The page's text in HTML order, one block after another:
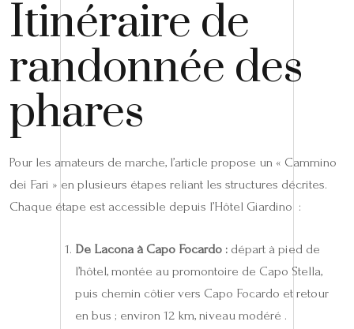
Itinéraire de
randonnée des
phares
Pour les amateurs de marche, l’article propose un « Cammino
dei Fari » en plusieurs étapes reliant les structures décrites.
Chaque étape est accessible depuis l’Hôtel Giardino :
De Lacona à Capo Focardo : départ à pied de
l’hôtel, montée au promontoire de Capo Stella,
puis chemin côtier vers Capo Focardo et retour
en bus ; environ 12 km, niveau modéré .